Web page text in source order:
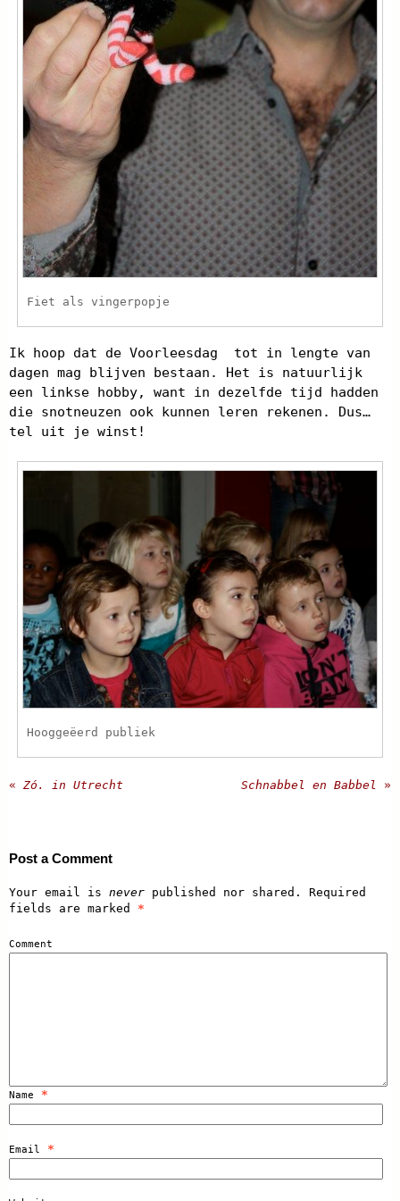
Fiet als vingerpopje
Ik hoop dat de Voorleesdag tot in lengte van
dagen mag blijven bestaan. Het is natuurlijk
een linkse hobby, want in dezelfde tijd hadden
die snotneuzen ook kunnen leren rekenen. Dus…
tel uit je winst!
Hooggeëerd publiek
« Zó. in Utrecht Schnabbel en Babbel »
Post a Comment
Your email is never published nor shared. Required
fields are marked *
Comment
Name *
Email *